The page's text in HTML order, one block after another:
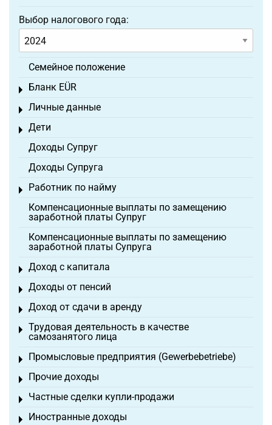
Выбор налогового года:
Семейное положение
Бланк EÜR
Toggle menu
Личные данные
Toggle menu
Дети
Toggle menu
Доходы Супруг
Доходы Супруга
Работник по найму
Toggle menu
Компенсационные выплаты по замещению
заработной платы Супруг
Компенсационные выплаты по замещению
заработной платы Супруга
Доход с капитала
Toggle menu
Доходы от пенсий
Toggle menu
Доход от сдачи в аренду
Toggle menu
Трудовая деятельность в качестве
самозанятого лица
Toggle menu
Промысловые предприятия (Gewerbebetriebe)
Toggle menu
Прочие доходы
Toggle menu
Частные сделки купли-продажи
Toggle menu
Иностранные доходы
Toggle menu